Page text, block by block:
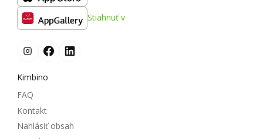
Stiahnuť v
Kimbino
FAQ
Kontakt
Nahlásiť obsah